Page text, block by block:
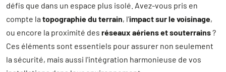
défis que dans un espace plus isolé. Avez-vous pris en
compte la topographie du terrain, l'impact sur le voisinage,
ou encore la proximité des réseaux aériens et souterrains?
Ces éléments sont essentiels pour assurer non seulement
la sécurité, mais aussi l'intégration harmonieuse de vos